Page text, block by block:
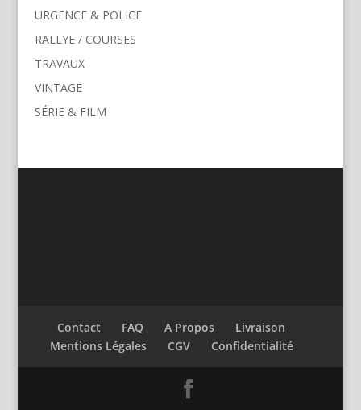
URGENCE & POLICE
RALLYE / COURSES
TRAVAUX
VINTAGE
SÉRIE & FILM
Contact FAQ A Propos
Livraison
Mentions Légales
CGV Confidentialité